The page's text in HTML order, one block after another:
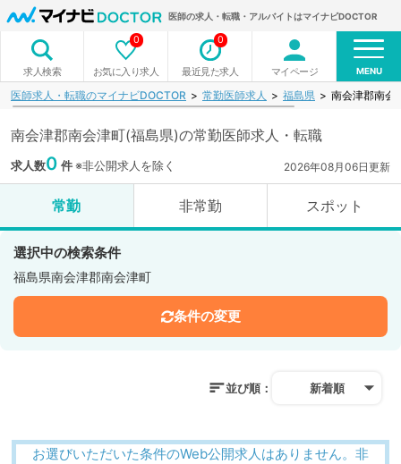
医師の求人・転職・アルバイトはマイナビDOCTOR
求人検索 お気に入り求人
0
最近見た求人
0
マイページ MENU
医師求人・転職のマイナビDOCTOR 常勤医師求人 福島県 南会津郡南会
南会津郡南会津町(福島県)の常勤医師求人・転職
求人数0 件※非公開求人を除く 2026年08月06日更新
常勤 非常勤 スポット
選択中の検索条件
福島県南会津郡南会津町
条件の変更
並び順： 新着順
お選びいただいた条件のWeb公開求人はありません。非